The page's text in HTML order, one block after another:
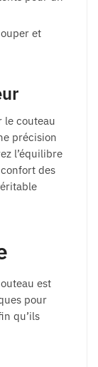
et
le couteau
précision
l’équilibre
des
est
pour
qu’ils